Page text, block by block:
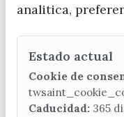
CONTACTA
(+34) 952
analitica,
Estado actual
Cookie de
Caducidad: 365